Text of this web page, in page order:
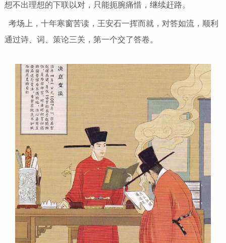
想不出理想的下联以对，只能扼腕痛惜，继续赶路。
考场上，十年寒窗苦读，王安石一挥而就，对答如流，顺利
通过诗、词、策论三关，第一个交了答卷。